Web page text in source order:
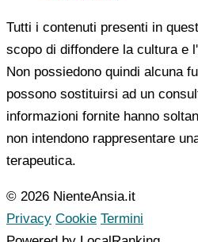
Tutti i contenuti presenti in
scopo di diffondere la cultura e
Non possiedono quindi alcuna
possono sostituirsi ad un
informazioni fornite hanno
non intendono rappresentare
terapeutica.
© 2026 NienteAnsia.it
Privacy Cookie Termini